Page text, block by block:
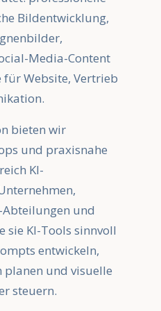
Bildentwicklung,
Media-Content
für Website, Vertrieb
bieten wir
und praxisnahe
KI-
und
sie KI-Tools sinnvoll
entwickeln,
planen und visuelle
steuern.